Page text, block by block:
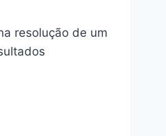
resolução de um